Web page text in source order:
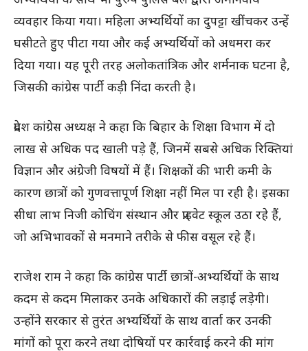
व्यवहार किया गया। महिला अभ्यर्थियों का दुपट्टा खींचकर उन्हें
घसीटते हुए पीटा गया और कई अभ्यर्थियों को अधमरा कर
दिया गया। यह पूरी तरह अलोकतांत्रिक और शर्मनाक घटना है,
जिसकी कांग्रेस पार्टी कड़ी निंदा करती है।
प्रदेश कांग्रेस अध्यक्ष ने कहा कि बिहार के शिक्षा विभाग में दो
लाख से अधिक पद खाली पड़े हैं, जिनमें सबसे अधिक रिक्तियां
विज्ञान और अंग्रेजी विषयों में हैं। शिक्षकों की भारी कमी के
कारण छात्रों को गुणवत्तापूर्ण शिक्षा नहीं मिल पा रही है। इसका
सीधा लाभ निजी कोचिंग संस्थान और प्राइवेट स्कूल उठा रहे हैं,
जो अभिभावकों से मनमाने तरीके से फीस वसूल रहे हैं।
राजेश राम ने कहा कि कांग्रेस पार्टी छात्रों-अभ्यर्थियों के साथ
कदम से कदम मिलाकर उनके अधिकारों की लड़ाई लड़ेगी।
उन्होंने सरकार से तुरंत अभ्यर्थियों के साथ वार्ता कर उनकी
मांगों को पूरा करने तथा दोषियों पर कार्रवाई करने की मांग